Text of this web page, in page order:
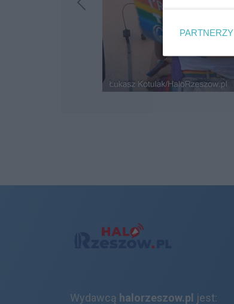
Wydawcą halorzeszow.pl jest:
PARTNERZY